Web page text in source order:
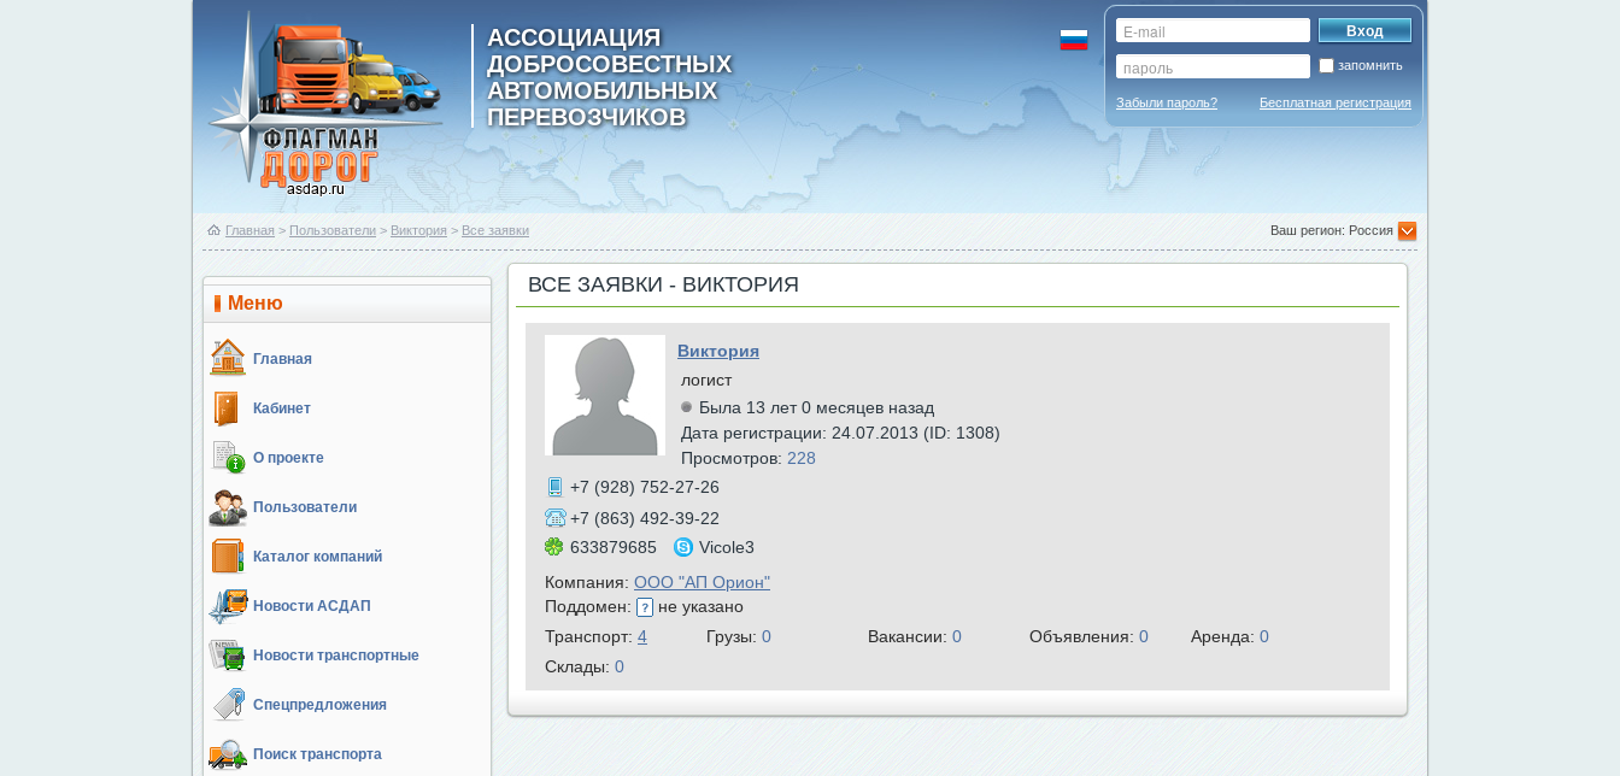
АССОЦИАЦИЯ
ДОБРОСОВЕСТНЫХ
АВТОМОБИЛЬНЫХ
ПЕРЕВОЗЧИКОВ
запомнить
Забыли пароль? Бесплатная регистрация
Главная > Пользователи > Виктория > Все заявки Ваш регион: Россия
Меню
Главная
Кабинет
О проекте
Пользователи
Каталог компаний
Новости АСДАП
Новости транспортные
Спецпредложения
Поиск транспорта
ВСЕ ЗАЯВКИ - ВИКТОРИЯ
Виктория
логист
Была 13 лет 0 месяцев назад
Дата регистрации: 24.07.2013 (ID: 1308)
Просмотров: 228
+7 (928) 752-27-26
+7 (863) 492-39-22
633879685
Vicole3
Компания: ООО "АП Орион"
Поддомен:
не указано
Транспорт: 4 Грузы: 0 Вакансии: 0 Объявления: 0 Аренда: 0
Склады: 0